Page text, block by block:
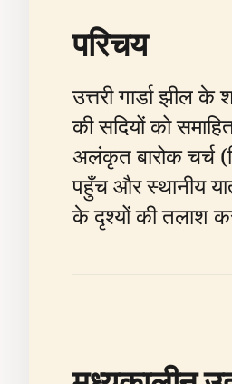
परिचय
उत्तरी गार्डा झील
की सदियों को
अलंकृत बारोक चर्च
पहुँच और स्थानीय
के दृश्यों की तलाश